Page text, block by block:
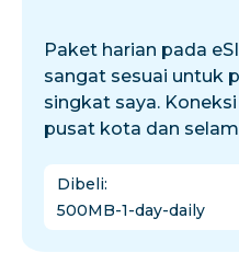
Paket harian pada
sangat sesuai untuk
singkat saya.
pusat kota dan
Dibeli:
500MB-1-day-daily